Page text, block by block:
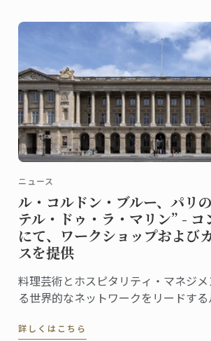
ニュース
ル・コルドン・ブルー、パリ
テル・ドゥ・ラ・マリン” - コ
にて、ワークショップおよび
スを提供
料理芸術とホスピタリティ・マネジ
る世界的なネットワークをリードす
des Monuments Nationaux, CMN）よ
詳しくはこちら